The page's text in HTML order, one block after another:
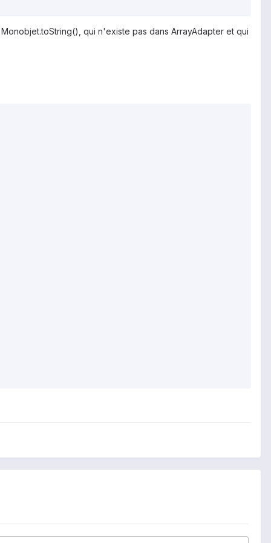
qui n'existe pas dans ArrayAdapter et qui